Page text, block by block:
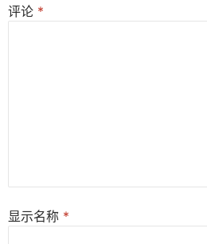
评论 *
显示名称 *